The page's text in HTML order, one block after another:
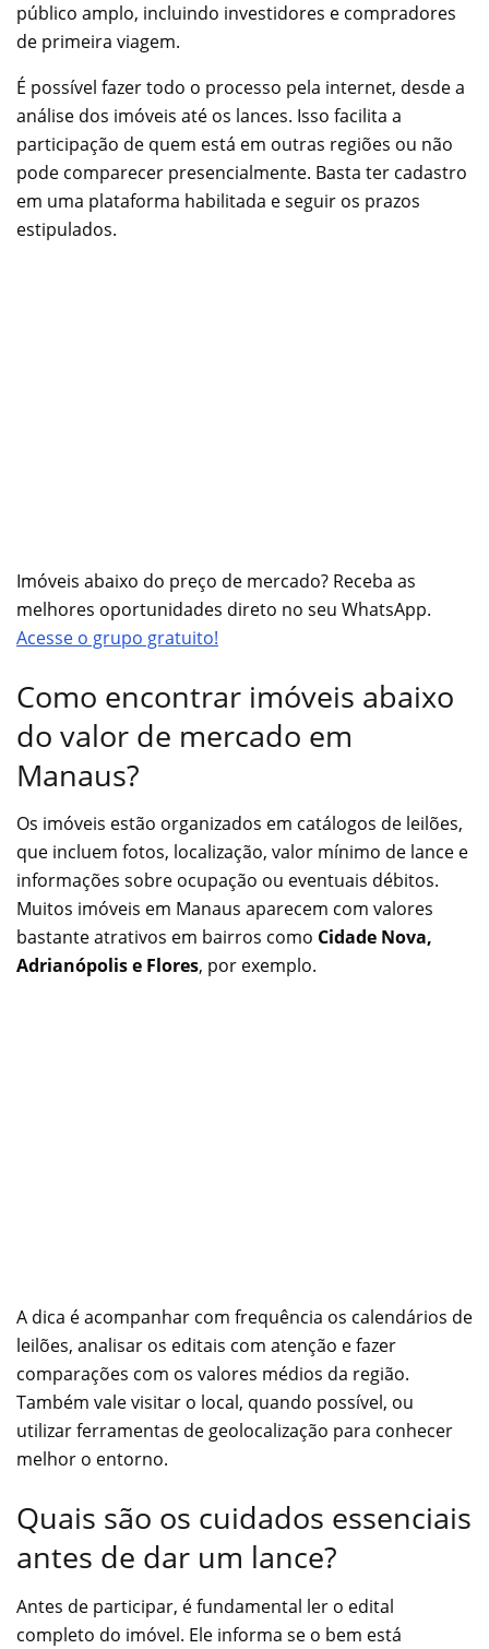
público amplo, incluindo investidores e compradores
de primeira viagem.
É possível fazer todo o processo pela internet, desde a
análise dos imóveis até os lances. Isso facilita a
participação de quem está em outras regiões ou não
pode comparecer presencialmente. Basta ter cadastro
em uma plataforma habilitada e seguir os prazos
estipulados.
Imóveis abaixo do preço de mercado? Receba as
melhores oportunidades direto no seu WhatsApp.
Acesse o grupo gratuito!
Como encontrar imóveis abaixo
do valor de mercado em
Manaus?
Os imóveis estão organizados em catálogos de leilões,
que incluem fotos, localização, valor mínimo de lance e
informações sobre ocupação ou eventuais débitos.
Muitos imóveis em Manaus aparecem com valores
bastante atrativos em bairros como Cidade Nova,
Adrianópolis e Flores, por exemplo.
A dica é acompanhar com frequência os calendários de
leilões, analisar os editais com atenção e fazer
comparações com os valores médios da região.
Também vale visitar o local, quando possível, ou
utilizar ferramentas de geolocalização para conhecer
melhor o entorno.
Quais são os cuidados essenciais
antes de dar um lance?
Antes de participar, é fundamental ler o edital
completo do imóvel. Ele informa se o bem está